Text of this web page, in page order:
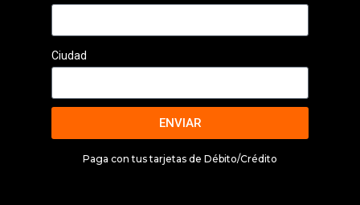
Ciudad
ENVIAR
Paga con tus tarjetas de Débito/Crédito